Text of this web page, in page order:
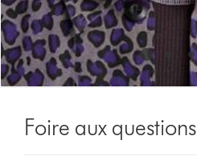
Foire aux questions